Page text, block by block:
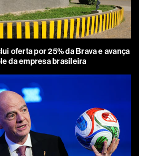
oferta por 25% da Brava e avança
da empresa brasileira